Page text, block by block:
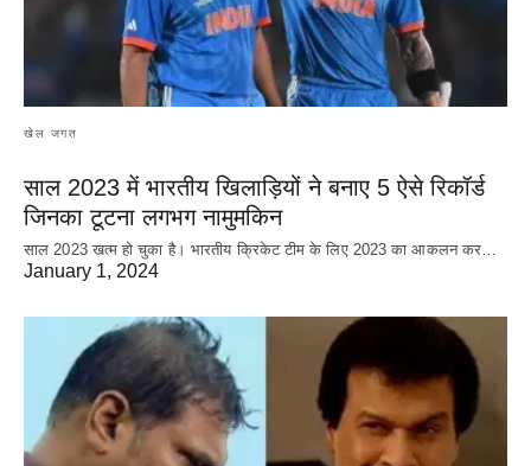
खेल जगत
साल 2023 में भारतीय खिलाड़ियों ने बनाए 5 ऐसे रिकॉर्ड
जिनका टूटना लगभग नामुमकिन
साल 2023 खत्म हो चुका है। भारतीय क्रिकेट‌ टीम के लिए 2023 का आकलन कर…
January 1, 2024